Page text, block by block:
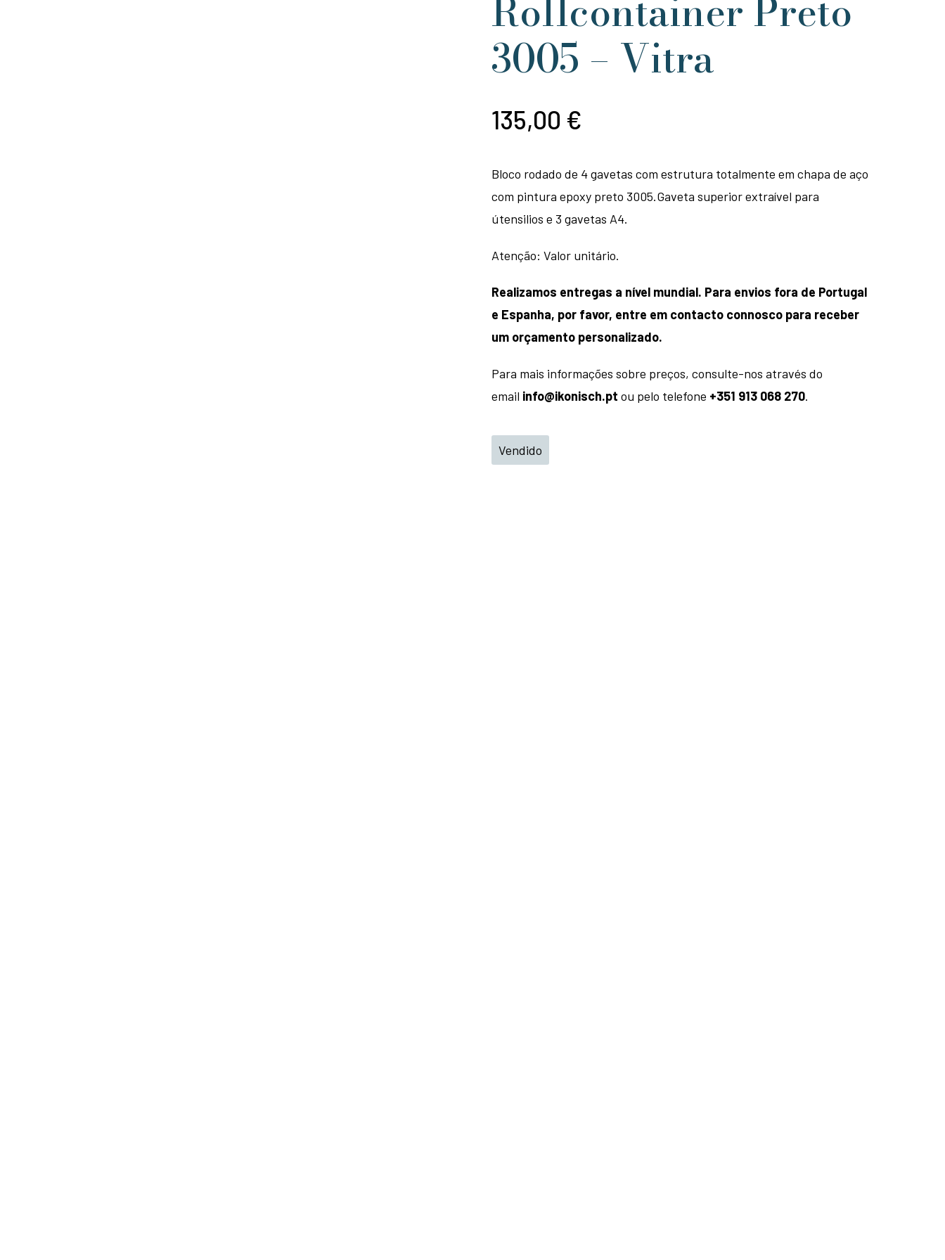
Rollcontainer Preto
3005 – Vitra
135,00 €
Bloco rodado de 4 gavetas com estrutura totalmente em chapa de aço
com pintura epoxy preto 3005.Gaveta superior extraível para
útensilios e 3 gavetas A4.
Atenção: Valor unitário.
Realizamos entregas a nível mundial. Para envios fora de Portugal
e Espanha, por favor, entre em contacto connosco para receber
um orçamento personalizado.
Para mais informações sobre preços, consulte-nos através do
email info@ikonisch.pt ou pelo telefone +351 913 068 270.
Vendido